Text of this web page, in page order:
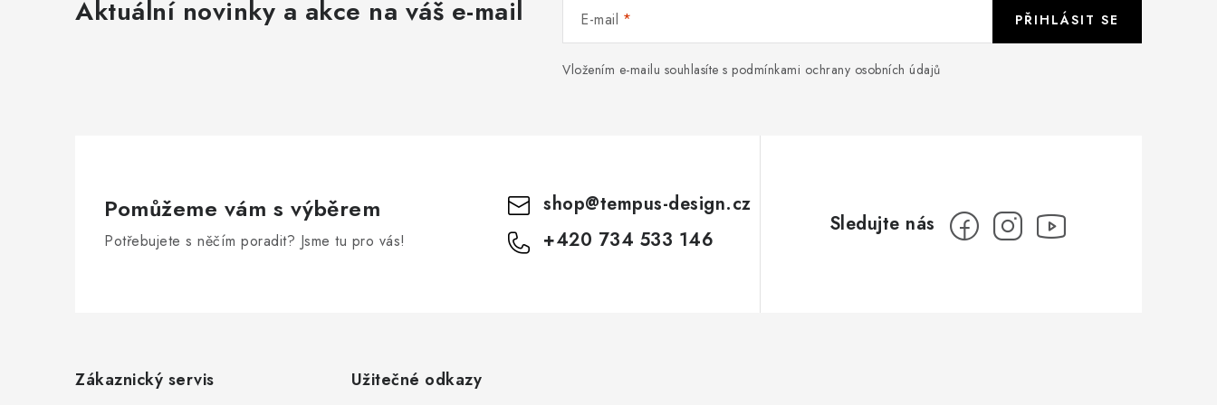
Aktuální novinky a akce na váš e-mail E-mail
Vložením e-mailu souhlasíte s podmínkami ochrany osobních údajů
PŘIHLÁSIT SE
Pomůžeme vám s výběrem
Potřebujete s něčím poradit? Jsme tu pro vás!
shop@tempus-design.cz
+420 734 533 146
Zákaznický servis Užitečné odkazy